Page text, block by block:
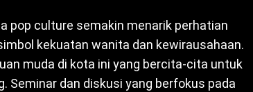
pop culture semakin menarik perhatian
kekuatan wanita dan kewirausahaan.
muda di kota ini yang bercita-cita untuk
Seminar dan diskusi yang berfokus pada